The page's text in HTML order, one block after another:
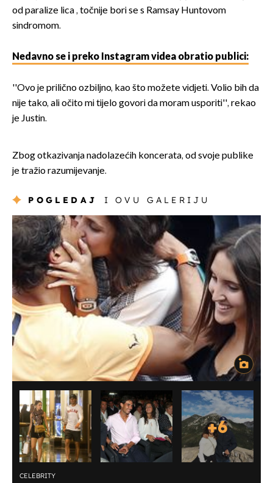
od paralize lica , točnije bori se s Ramsay Huntovom
sindromom.
Nedavno se i preko Instagram videa obratio publici:
''Ovo je prilično ozbiljno, kao što možete vidjeti. Volio bih da
nije tako, ali očito mi tijelo govori da moram usporiti'', rekao
je Justin.
Zbog otkazivanja nadolazećih koncerata, od svoje publike
je tražio razumijevanje.
POGLEDAJ I OVU GALERIJU
+6
CELEBRITY